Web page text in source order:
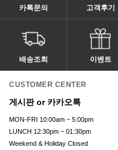
카톡문의 고객후기
배송조회 이벤트
CUSTOMER CENTER
게시판 or 카카오톡
MON-FRI 10:00am ~ 5:00pm
LUNCH 12:30pm ~ 01:30pm
Weekend & Holiday Closed